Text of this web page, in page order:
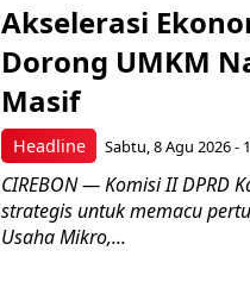
Headline
Akselerasi
Dorong UMKM
Masif
Sabtu, 8 Agu 2026 -
CIREBON — Komisi II DPRD
strategis untuk memacu
Usaha Mikro,...